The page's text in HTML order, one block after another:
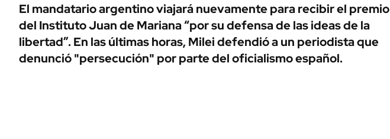
URUGUAY
AUTOS
El mandatario argentino viajará nuevamente para recibir el premio
del Instituto Juan de Mariana “por su defensa de las ideas de la
libertad”. En las últimas horas, Milei defendió a un periodista que
denunció "persecución" por parte del oficialismo español.